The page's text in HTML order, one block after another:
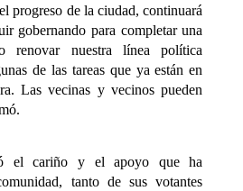
progreso de la ciudad, continuará
gobernando para completar una
renovar nuestra línea política
de las tareas que ya están en
Las vecinas y vecinos pueden
el cariño y el apoyo que ha
tanto de sus votantes